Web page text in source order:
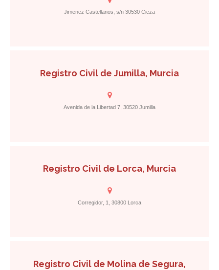
Jimenez Castellanos, s/n 30530 Cieza
Registro Civil de Jumilla, Murcia
Avenida de la Libertad 7, 30520 Jumilla
Registro Civil de Lorca, Murcia
Corregidor, 1, 30800 Lorca
Registro Civil de Molina de Segura,